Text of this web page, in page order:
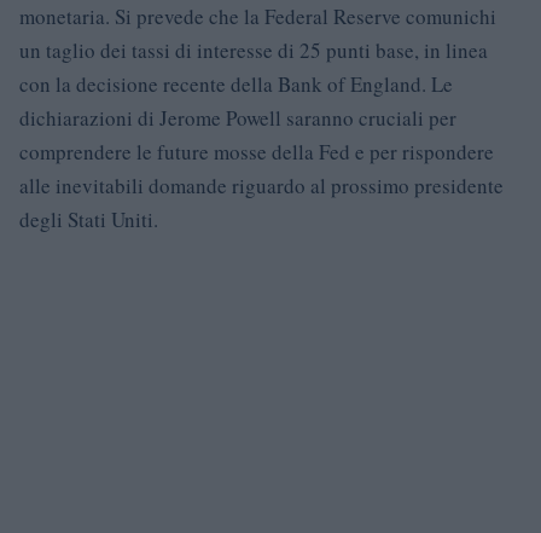
monetaria. Si prevede che la Federal Reserve comunichi
un taglio dei tassi di interesse di 25 punti base, in linea
con la decisione recente della Bank of England. Le
dichiarazioni di Jerome Powell saranno cruciali per
comprendere le future mosse della Fed e per rispondere
alle inevitabili domande riguardo al prossimo presidente
degli Stati Uniti.